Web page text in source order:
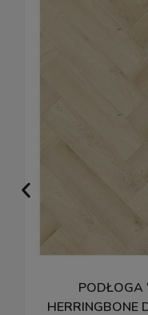
PODŁOGA
HERRINGBONE